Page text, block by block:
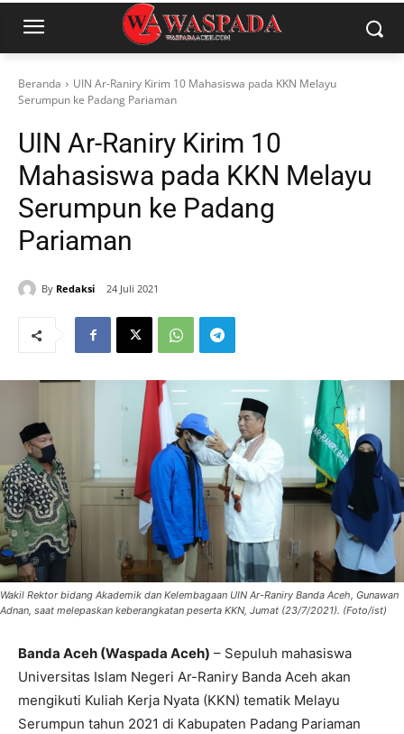
Beranda
UIN Ar-Raniry Kirim 10 Mahasiswa pada KKN Melayu
Serumpun ke Padang Pariaman
UIN Ar-Raniry Kirim 10
Mahasiswa pada KKN Melayu
Serumpun ke Padang
Pariaman
By Redaksi 24 Juli 2021
Wakil Rektor bidang Akademik dan Kelembagaan UIN Ar-Raniry Banda Aceh, Gunawan
Adnan, saat melepaskan keberangkatan peserta KKN, Jumat (23/7/2021). (Foto/ist)
Banda Aceh (Waspada Aceh) – Sepuluh mahasiswa
Universitas Islam Negeri Ar-Raniry Banda Aceh akan
mengikuti Kuliah Kerja Nyata (KKN) tematik Melayu
Serumpun tahun 2021 di Kabupaten Padang Pariaman